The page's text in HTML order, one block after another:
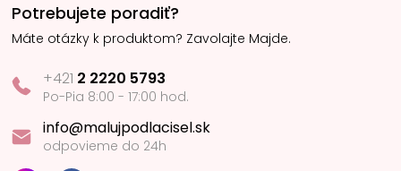
Potrebujete poradiť?
Máte otázky k produktom? Zavolajte Majde.
+421 2 2220 5793
Po-Pia 8:00 - 17:00 hod.
info@malujpodlacisel.sk
odpovieme do 24h